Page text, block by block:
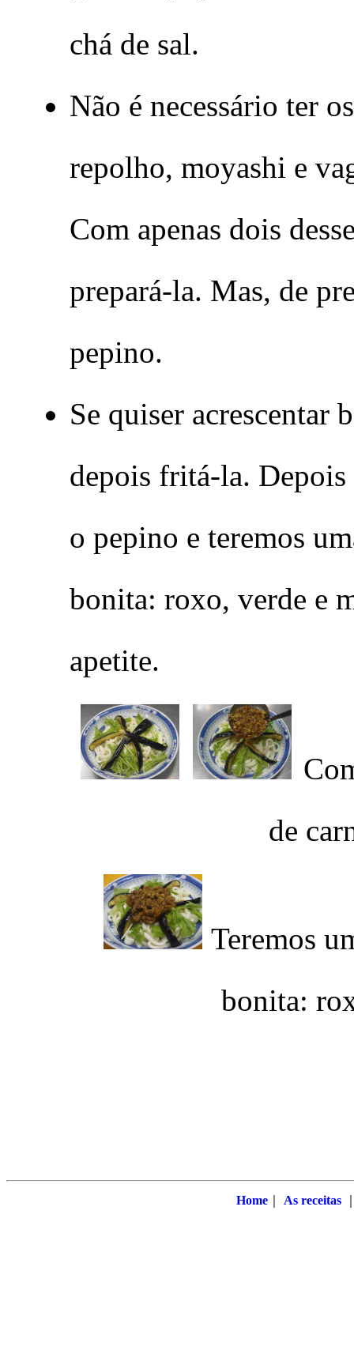
chá de sal.
Não é necessário ter
repolho, moyashi e
Com apenas dois
prepará-la. Mas, de
pepino.
Se quiser acrescentar
depois fritá-la.
o pepino e teremos
bonita: roxo, verde e
apetite.
de
Teremos
bonita:
Home｜ As receitas